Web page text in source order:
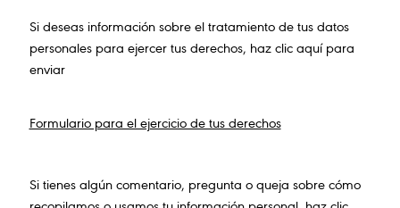
Si deseas información sobre el tratamiento de tus datos
personales para ejercer tus derechos, haz clic aquí para
enviar
Formulario para el ejercicio de tus derechos
Si tienes algún comentario, pregunta o queja sobre cómo